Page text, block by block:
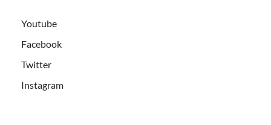
Youtube
Facebook
Twitter
Instagram